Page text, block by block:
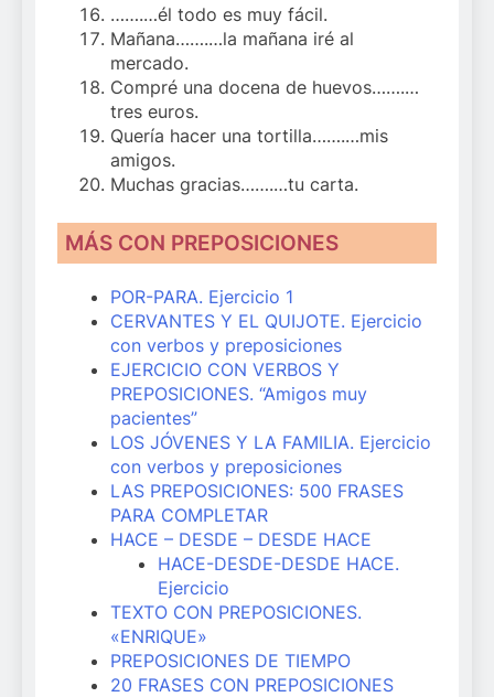
…….…él todo es muy fácil.
Mañana…….…la mañana iré al
mercado.
Compré una docena de huevos…….…
tres euros.
Quería hacer una tortilla…….…mis
amigos.
Muchas gracias…….…tu carta.
MÁS CON PREPOSICIONES
POR-PARA. Ejercicio 1
CERVANTES Y EL QUIJOTE. Ejercicio
con verbos y preposiciones
EJERCICIO CON VERBOS Y
PREPOSICIONES. “Amigos muy
pacientes”
LOS JÓVENES Y LA FAMILIA. Ejercicio
con verbos y preposiciones
LAS PREPOSICIONES: 500 FRASES
PARA COMPLETAR
HACE – DESDE – DESDE HACE
HACE-DESDE-DESDE HACE.
Ejercicio
TEXTO CON PREPOSICIONES.
«ENRIQUE»
PREPOSICIONES DE TIEMPO
20 FRASES CON PREPOSICIONES